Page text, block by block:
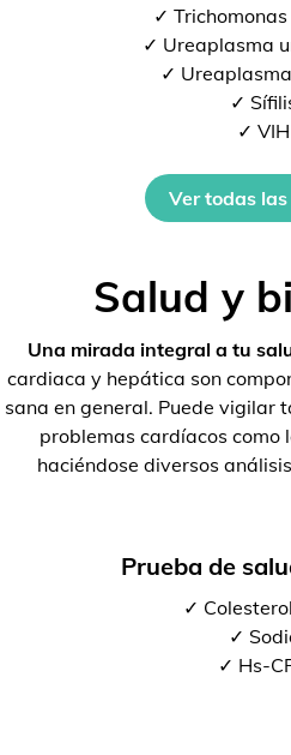
✓
✓ Ureaplasma
✓
✓
✓ VIH
Ver todas
Salud y
Una mirada integral a tu
cardiaca y hepática son
sana en general. Puede vigilar
problemas cardíacos como
haciéndose diversos
Prueba de
✓
✓
✓ Hs-